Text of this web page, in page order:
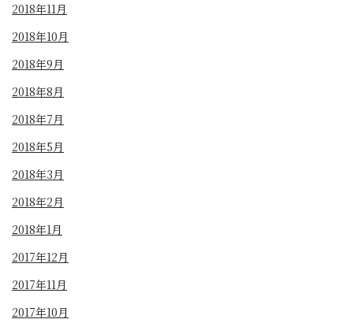
2018年11月
2018年10月
2018年9月
2018年8月
2018年7月
2018年5月
2018年3月
2018年2月
2018年1月
2017年12月
2017年11月
2017年10月